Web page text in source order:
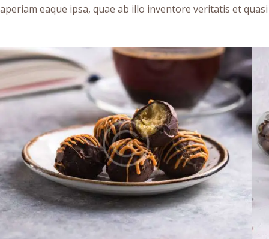
aperiam eaque ipsa, quae ab illo inventore veritatis et